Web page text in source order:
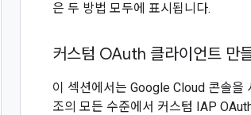
은 두 방법 모두에 표시됩니다.
커스텀 OAuth 클라이언트 만
이 섹션에서는 Google Cloud 콘솔을
조의 모든 수준에서 커스텀 IAP